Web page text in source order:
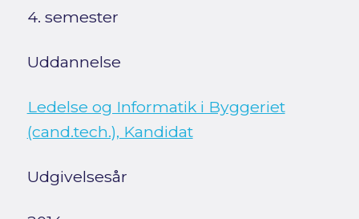
4. semester
Uddannelse
Ledelse og Informatik i Byggeriet
(cand.tech.), Kandidat
Udgivelsesår